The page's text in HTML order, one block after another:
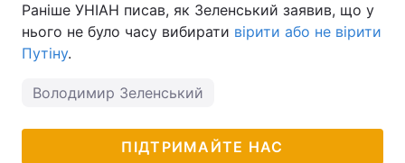
Раніше УНІАН писав, як Зеленський заявив, що у
нього не було часу вибирати вірити або не вірити
Путіну.
Володимир Зеленський
ПІДТРИМАЙТЕ НАС